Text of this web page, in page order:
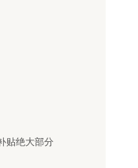
贴绝大部分